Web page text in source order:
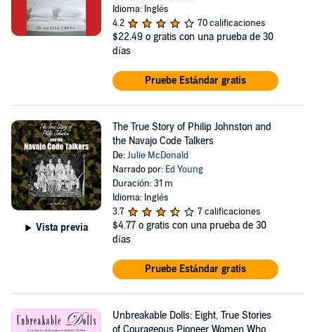
Idioma: Inglés
4.2
70 calificaciones
$22.49 o gratis con una prueba de 30
días
Pruebe Estándar gratis
Vista previa
The True Story of Philip Johnston and
the Navajo Code Talkers
De:Julie McDonald
Narrado por: Ed Young
Duración: 31 m
Idioma: Inglés
3.7
7 calificaciones
$4.77 o gratis con una prueba de 30
días
Pruebe Estándar gratis
Unbreakable Dolls: Eight, True Stories
of Courageous Pioneer Women Who